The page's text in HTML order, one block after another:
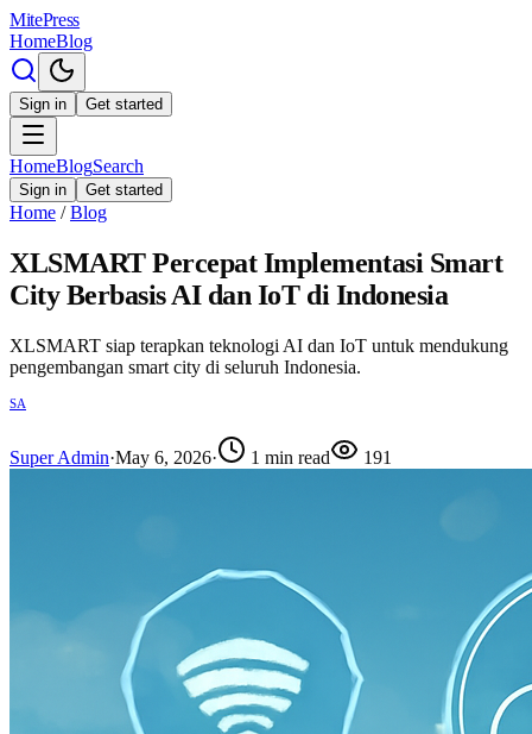
MitePress
HomeBlog
Sign in Get started
HomeBlogSearch
Sign in Get started
Home / Blog
XLSMART Percepat Implementasi Smart
City Berbasis AI dan IoT di Indonesia
XLSMART siap terapkan teknologi AI dan IoT untuk mendukung
pengembangan smart city di seluruh Indonesia.
SA
Super Admin·May 6, 2026· 1 min read 191